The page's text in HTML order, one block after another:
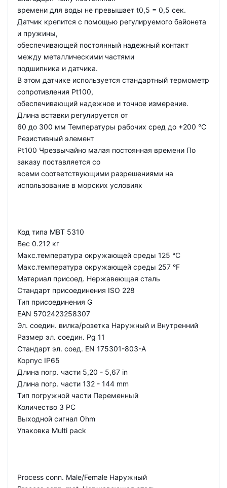
времени для воды не превышает t0,5 = 0,5 сек.
Датчик крепится с помощью регулируемого байонета
и пружины,
обеспечивающей постоянный надежный контакт
между металлическими частями
подшипника и датчика.
В этом датчике используется стандартный термометр
сопротивления Pt100,
обеспечивающий надежное и точное измерение.
Длина вставки регулируется от
60 до 300 мм Температуры рабочих сред до +200 °C
Резистивный элемент
Pt100 Чрезвычайно малая постоянная времени По
заказу поставляется со
всеми соответствующими разрешениями на
использование в морских условиях
Код типа MBT 5310
Вес 0.212 кг
Макс.температура окружающей среды 125 °C
Макс.температура окружающей среды 257 °F
Материал присоед. Нержавеющая сталь
Стандарт присоединения ISO 228
Тип присоединения G
EAN 5702423258307
Эл. соедин. вилка/розетка Наружный и Внутренний
Размер эл. соедин. Pg 11
Стандарт эл. соед. EN 175301-803-A
Корпус IP65
Длина погр. части 5,20 - 5,67 in
Длина погр. части 132 - 144 mm
Тип погружной части Переменный
Количество 3 PC
Выходной сигнал Ohm
Упаковка Multi pack
Process conn. Male/Female Наружный